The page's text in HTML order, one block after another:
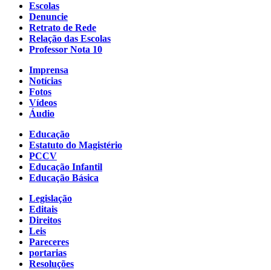
Escolas
Denuncie
Retrato de Rede
Relação das Escolas
Professor Nota 10
Imprensa
Notícias
Fotos
Vídeos
Áudio
Educação
Estatuto do Magistério
PCCV
Educação Infantil
Educação Básica
Legislação
Editais
Direitos
Leis
Pareceres
portarias
Resoluções